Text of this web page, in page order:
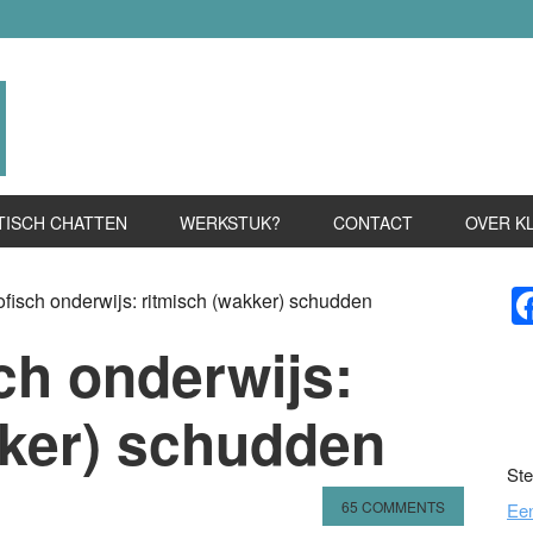
CHATTEN WERKSTUK? CONTACT OVER
onderwijs: ritmisch (wakker) schudden
onderwijs:
schudden
65 COMMENTS